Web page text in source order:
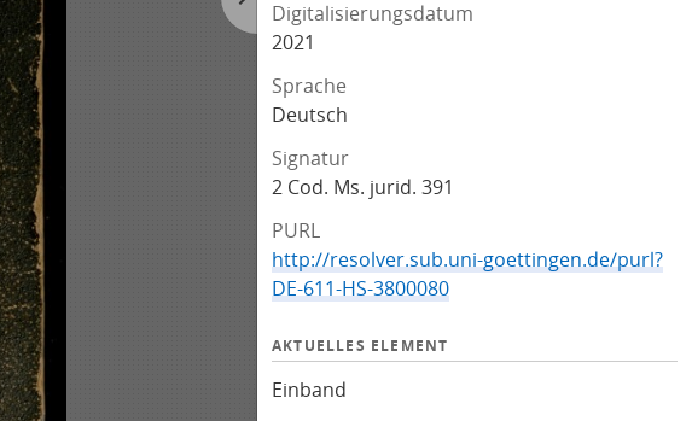
Digitalisierungsdatum
2021
Sprache
Deutsch
Signatur
2 Cod. Ms. jurid. 391
PURL
http://resolver.sub.uni-goettingen.de/purl?
DE-611-HS-3800080
AKTUELLES ELEMENT
Einband